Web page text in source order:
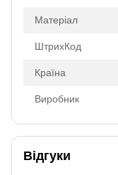
Матеріал
ШтрихКод
Країна
Виробник
Відгуки